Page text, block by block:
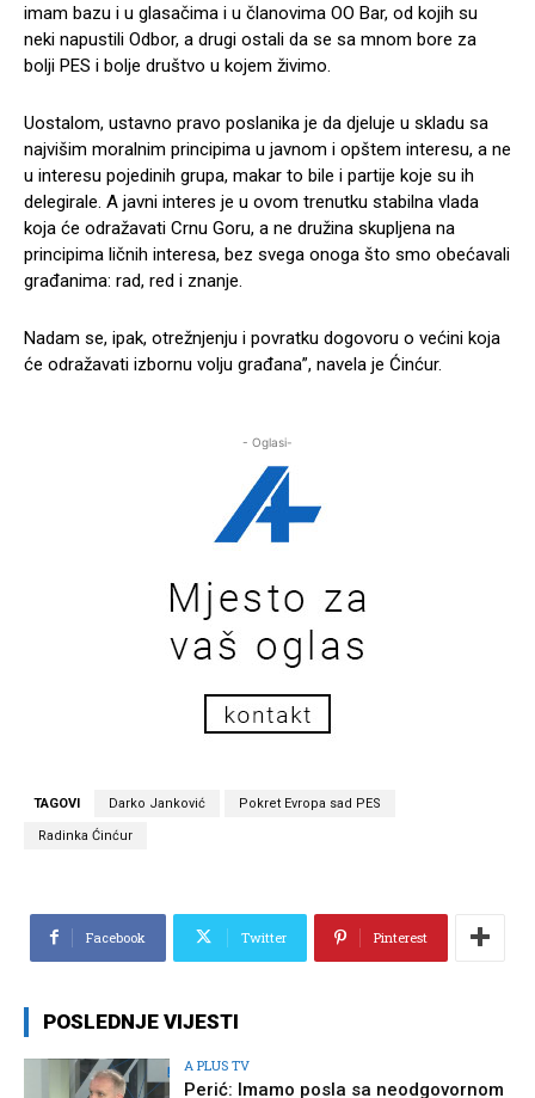
imam bazu i u glasačima i u članovima OO Bar, od kojih su
neki napustili Odbor, a drugi ostali da se sa mnom bore za
bolji PES i bolje društvo u kojem živimo.
Uostalom, ustavno pravo poslanika je da djeluje u skladu sa
najvišim moralnim principima u javnom i opštem interesu, a ne
u interesu pojedinih grupa, makar to bile i partije koje su ih
delegirale. A javni interes je u ovom trenutku stabilna vlada
koja će odražavati Crnu Goru, a ne družina skupljena na
principima ličnih interesa, bez svega onoga što smo obećavali
građanima: rad, red i znanje.
Nadam se, ipak, otrežnjenju i povratku dogovoru o većini koja
će odražavati izbornu volju građana”, navela je Ćinćur.
- Oglasi-
TAGOVI Darko Janković Pokret Evropa sad PES
Radinka Ćinćur
Facebook Twitter Pinterest
POSLEDNJE VIJESTI
A PLUS TV
Perić: Imamo posla sa neodgovornom